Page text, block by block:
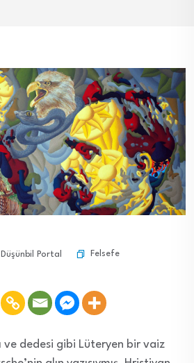
Düşünbil Portal Felsefe
ve dedesi gibi Lüteryen bir vaiz